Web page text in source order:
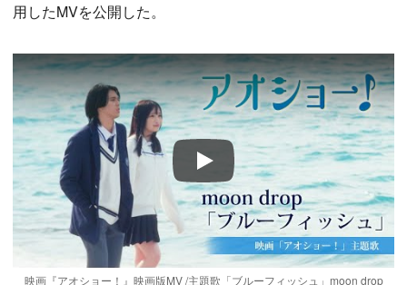
用したMVを公開した。
Play
映画『アオショー！』映画版MV /主題歌「ブルーフィッシュ」moon drop